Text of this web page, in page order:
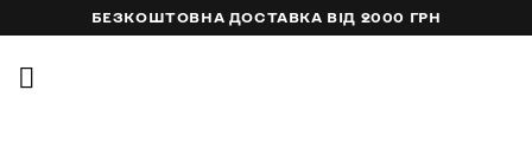
ПропуститиБЕЗКОШТОВНА ДОСТАВКА ВІД 2000 ГРН